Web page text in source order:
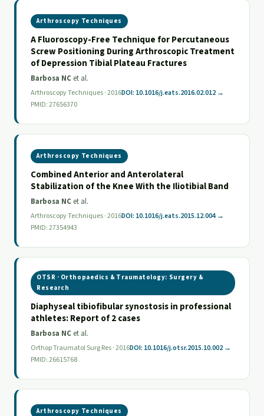
Arthroscopy Techniques
A Fluoroscopy-Free Technique for Percutaneous
Screw Positioning During Arthroscopic Treatment
of Depression Tibial Plateau Fractures
Barbosa NC et al.
Arthroscopy Techniques · 2016DOI: 10.1016/j.eats.2016.02.012 →
PMID: 27656370
Arthroscopy Techniques
Combined Anterior and Anterolateral
Stabilization of the Knee With the Iliotibial Band
Barbosa NC et al.
Arthroscopy Techniques · 2016DOI: 10.1016/j.eats.2015.12.004 →
PMID: 27354943
OTSR · Orthopaedics & Traumatology: Surgery &
Research
Diaphyseal tibiofibular synostosis in professional
athletes: Report of 2 cases
Barbosa NC et al.
Orthop Traumatol Surg Res · 2016DOI: 10.1016/j.otsr.2015.10.002 →
PMID: 26615768
Arthroscopy Techniques